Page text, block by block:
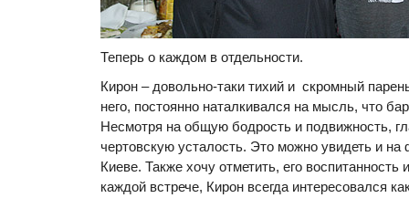
Теперь о каждом в отдельности.
Кирон – довольно-таки тихий и скромный
него, постоянно наталкивался на мысль, что
Несмотря на общую бодрость и подвижность,
чертовскую усталость. Это можно увидеть и на
Киеве. Также хочу отметить, его воспитанность
каждой встрече, Кирон всегда интересовался